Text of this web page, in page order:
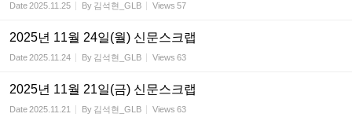
Date2025.11.25 By 김석현_GLB Views 57
2025년 11월 24일(월) 신문스크랩
Date2025.11.24 By 김석현_GLB Views 63
2025년 11월 21일(금) 신문스크랩
Date2025.11.21 By 김석현_GLB Views 63